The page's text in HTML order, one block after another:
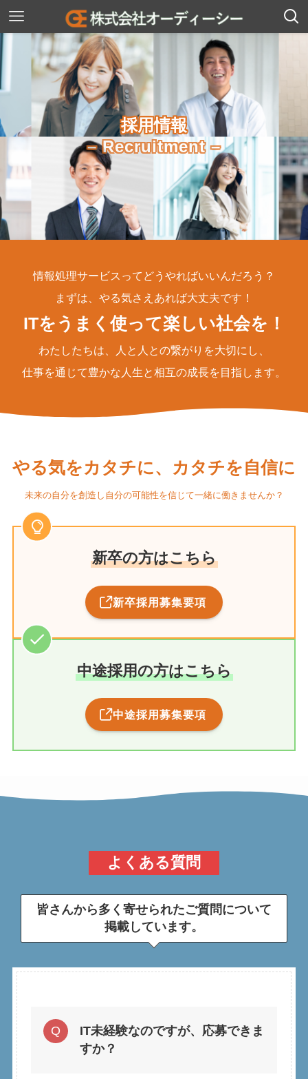
採用情報
– Recruitment –
情報処理サービスってどうやればいいんだろう？
まずは、やる気さえあれば大丈夫です！
ITをうまく使って楽しい社会を！
わたしたちは、人と人との繋がりを大切にし、
仕事を通じて豊かな人生と相互の成長を目指します。
やる気をカタチに、カタチを自信に
未来の自分を創造し自分の可能性を信じて一緒に働きませんか？
新卒の方はこちら
新卒採用募集要項
中途採用の方はこちら
中途採用募集要項
よくある質問
皆さんから多く寄せられたご質問について
掲載しています。
IT未経験なのですが、応募できま
すか？